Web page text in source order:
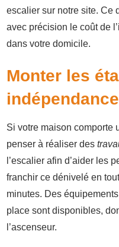
escalier sur notre site. Ce
avec précision le coût de
dans votre domicile.
Monter les
indépendance
Si votre maison comporte
penser à réaliser des
l’escalier afin d’aider les
franchir ce dénivelé en
minutes. Des
place sont disponibles,
l’ascenseur.